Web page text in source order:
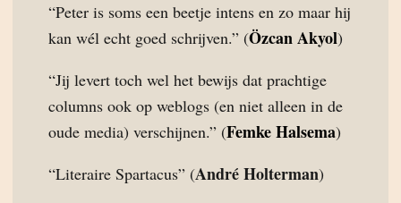
“Peter is soms een beetje intens en zo maar hij
kan wél echt goed schrijven.” (Özcan Akyol)
“Jij levert toch wel het bewijs dat prachtige
columns ook op weblogs (en niet alleen in de
oude media) verschijnen.” (Femke Halsema)
“Literaire Spartacus” (André Holterman)